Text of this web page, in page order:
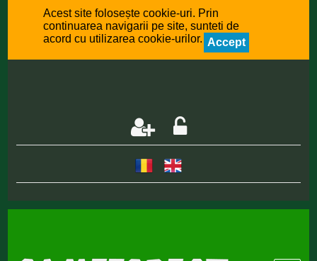
Acest site folosește cookie-uri. Prin
continuarea navigarii pe site, sunteti de
acord cu utilizarea cookie-urilor. Accept